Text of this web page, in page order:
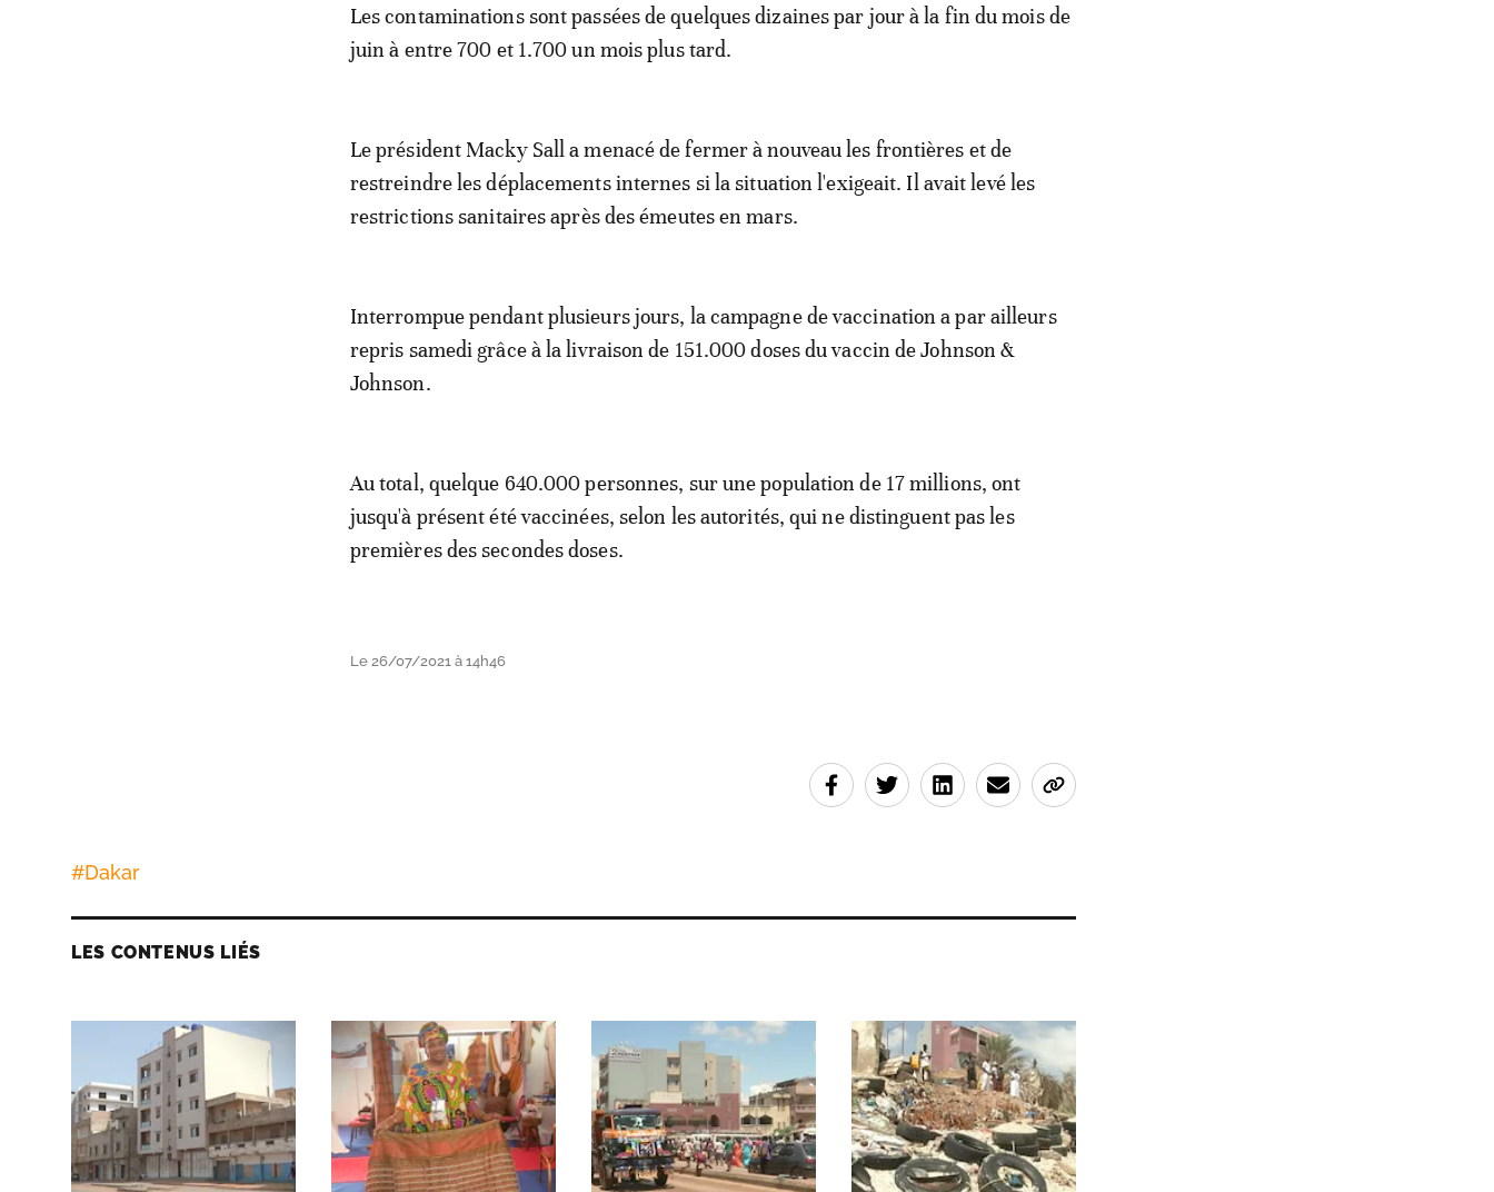
Les contaminations sont passées de quelques dizaines par jour à la fin du mois de
juin à entre 700 et 1.700 un mois plus tard.
Le président Macky Sall a menacé de fermer à nouveau les frontières et de
restreindre les déplacements internes si la situation l'exigeait. Il avait levé les
restrictions sanitaires après des émeutes en mars.
Interrompue pendant plusieurs jours, la campagne de vaccination a par ailleurs
repris samedi grâce à la livraison de 151.000 doses du vaccin de Johnson &
Johnson.
Au total, quelque 640.000 personnes, sur une population de 17 millions, ont
jusqu'à présent été vaccinées, selon les autorités, qui ne distinguent pas les
premières des secondes doses.
Le 26/07/2021 à 14h46
#Dakar
LES CONTENUS LIÉS